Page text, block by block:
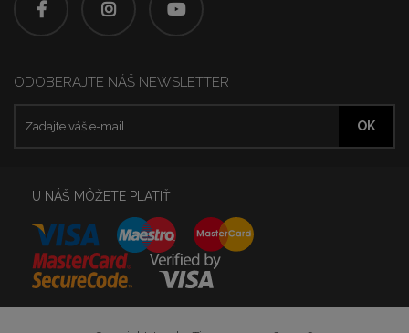
ODOBERAJTE NÁŠ NEWSLETTER
U NÁŠ MÔŽETE PLATIŤ